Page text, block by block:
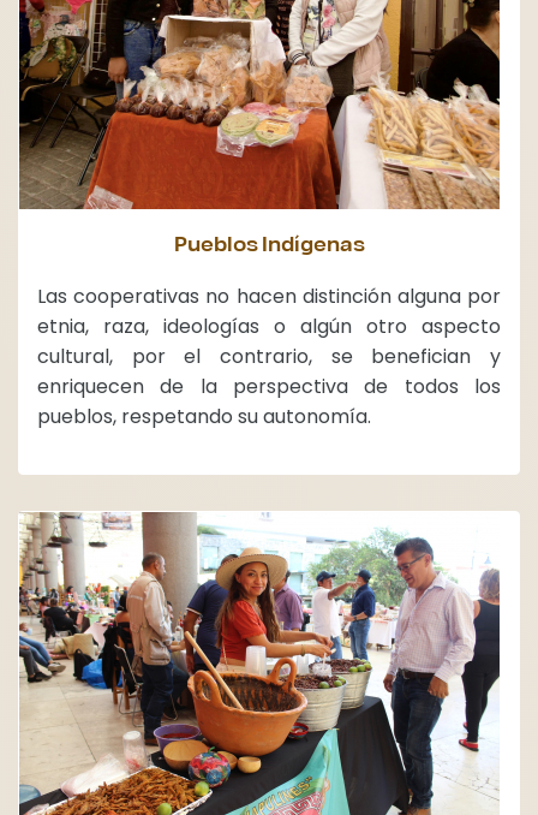
Pueblos Indígenas
Las cooperativas no hacen distinción alguna por
etnia, raza, ideologías o algún otro aspecto
cultural, por el contrario, se benefician y
enriquecen de la perspectiva de todos los
pueblos, respetando su autonomía.